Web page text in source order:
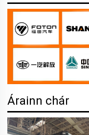
Árainn chár